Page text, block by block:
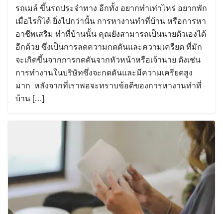
รถเมล์ ขึ้นรถประจำทาง อีกทั้ง อยากทำเท่าไหร่ อยากพัก
เมื่อไรก็ได้ ยิ่งไปกว่านั้น การหางานทำที่บ้าน หรือการหา
อาชีพเสริม ทำที่บ้านนั้น คุณยังสามารถเป็นนายตัวเองได้
อีกด้วย ซึ่งเป็นการลดความกดดันและความเครียด ที่มัก
จะเกิดขึ้นจากการกดดันจากหัวหน้าหรือเจ้านาย ดังเช่น
การทำงานในบริษัทซึ่งจะกดดันและมีความเครียดสูง
มาก หลังจากที่เราพอจะทราบข้อดีของการหางานทำที่
บ้าน […]